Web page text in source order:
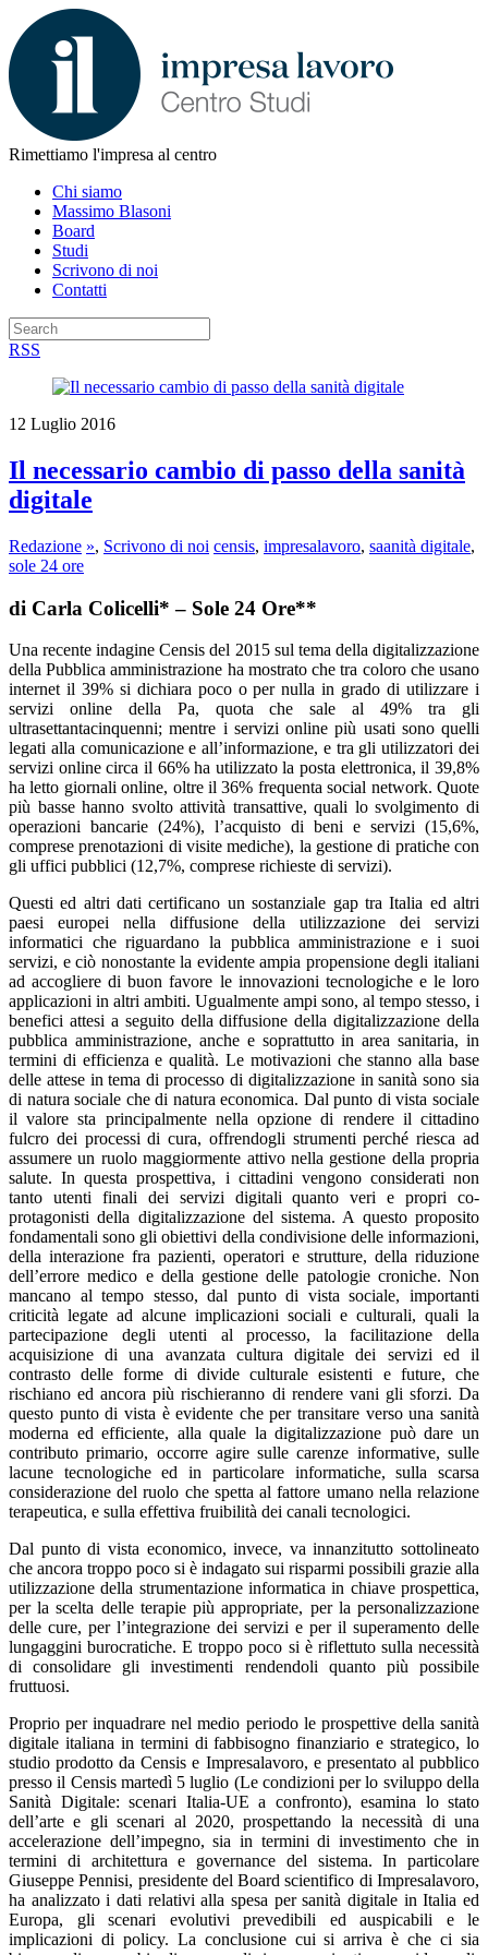
Rimettiamo l'impresa al centro
Chi siamo
Massimo Blasoni
Board
Studi
Scrivono di noi
Contatti
RSS
12 Luglio 2016
Il necessario cambio di passo della sanità
digitale
Redazione », Scrivono di noi censis, impresalavoro, saanità digitale,
sole 24 ore
di Carla Colicelli* – Sole 24 Ore**
Una recente indagine Censis del 2015 sul tema della digitalizzazione
della Pubblica amministrazione ha mostrato che tra coloro che usano
internet il 39% si dichiara poco o per nulla in grado di utilizzare i
servizi online della Pa, quota che sale al 49% tra gli
ultrasettantacinquenni; mentre i servizi online più usati sono quelli
legati alla comunicazione e all’informazione, e tra gli utilizzatori dei
servizi online circa il 66% ha utilizzato la posta elettronica, il 39,8%
ha letto giornali online, oltre il 36% frequenta social network. Quote
più basse hanno svolto attività transattive, quali lo svolgimento di
operazioni bancarie (24%), l’acquisto di beni e servizi (15,6%,
comprese prenotazioni di visite mediche), la gestione di pratiche con
gli uffici pubblici (12,7%, comprese richieste di servizi).
Questi ed altri dati certificano un sostanziale gap tra Italia ed altri
paesi europei nella diffusione della utilizzazione dei servizi
informatici che riguardano la pubblica amministrazione e i suoi
servizi, e ciò nonostante la evidente ampia propensione degli italiani
ad accogliere di buon favore le innovazioni tecnologiche e le loro
applicazioni in altri ambiti. Ugualmente ampi sono, al tempo stesso, i
benefici attesi a seguito della diffusione della digitalizzazione della
pubblica amministrazione, anche e soprattutto in area sanitaria, in
termini di efficienza e qualità. Le motivazioni che stanno alla base
delle attese in tema di processo di digitalizzazione in sanità sono sia
di natura sociale che di natura economica. Dal punto di vista sociale
il valore sta principalmente nella opzione di rendere il cittadino
fulcro dei processi di cura, offrendogli strumenti perché riesca ad
assumere un ruolo maggiormente attivo nella gestione della propria
salute. In questa prospettiva, i cittadini vengono considerati non
tanto utenti finali dei servizi digitali quanto veri e propri co-
protagonisti della digitalizzazione del sistema. A questo proposito
fondamentali sono gli obiettivi della condivisione delle informazioni,
della interazione fra pazienti, operatori e strutture, della riduzione
dell’errore medico e della gestione delle patologie croniche. Non
mancano al tempo stesso, dal punto di vista sociale, importanti
criticità legate ad alcune implicazioni sociali e culturali, quali la
partecipazione degli utenti al processo, la facilitazione della
acquisizione di una avanzata cultura digitale dei servizi ed il
contrasto delle forme di divide culturale esistenti e future, che
rischiano ed ancora più rischieranno di rendere vani gli sforzi. Da
questo punto di vista è evidente che per transitare verso una sanità
moderna ed efficiente, alla quale la digitalizzazione può dare un
contributo primario, occorre agire sulle carenze informative, sulle
lacune tecnologiche ed in particolare informatiche, sulla scarsa
considerazione del ruolo che spetta al fattore umano nella relazione
terapeutica, e sulla effettiva fruibilità dei canali tecnologici.
Dal punto di vista economico, invece, va innanzitutto sottolineato
che ancora troppo poco si è indagato sui risparmi possibili grazie alla
utilizzazione della strumentazione informatica in chiave prospettica,
per la scelta delle terapie più appropriate, per la personalizzazione
delle cure, per l’integrazione dei servizi e per il superamento delle
lungaggini burocratiche. E troppo poco si è riflettuto sulla necessità
di consolidare gli investimenti rendendoli quanto più possibile
fruttuosi.
Proprio per inquadrare nel medio periodo le prospettive della sanità
digitale italiana in termini di fabbisogno finanziario e strategico, lo
studio prodotto da Censis e Impresalavoro, e presentato al pubblico
presso il Censis martedì 5 luglio (Le condizioni per lo sviluppo della
Sanità Digitale: scenari Italia-UE a confronto), esamina lo stato
dell’arte e gli scenari al 2020, prospettando la necessità di una
accelerazione dell’impegno, sia in termini di investimento che in
termini di architettura e governance del sistema. In particolare
Giuseppe Pennisi, presidente del Board scientifico di Impresalavoro,
ha analizzato i dati relativi alla spesa per sanità digitale in Italia ed
Europa, gli scenari evolutivi prevedibili ed auspicabili e le
implicazioni di policy. La conclusione cui si arriva è che ci sia